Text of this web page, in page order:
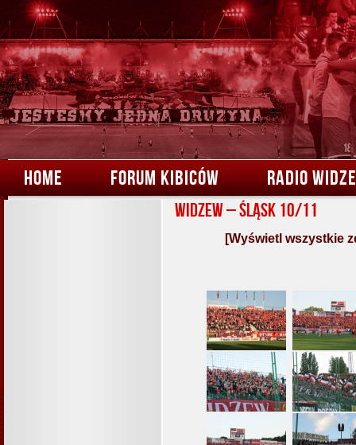
HOME FORUM KIBICÓW RADIO
Widzew – Śląsk 10/11
[Wyświetl wszystkie